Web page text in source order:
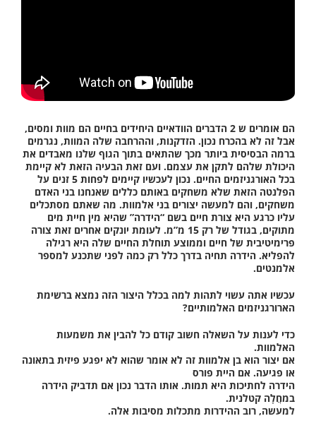
הם אומרים ש 2 הדברים הוודאיים היחידים בחיים הם מוות ומסים,
אבל זה לא בהכרח נכון. הזדקנות, וההרחבה שלה המוות, נגרמים
ברמה הבסיסית ביותר מכך שהתאים בתוך הגוף שלנו מאבדים את
היכולת שלהם לתקן את עצמם. ועם זאת הבעיה הזאת לא קיימת
בכל האורגניזמים החיים. נכון לעכשיו קיימים לפחות 5 זנים על
הפלנטה הזאת שלא משחקים באותם כללים שאנחנו בני האדם
משחקים, והם למעשה יצורים בני אלמוות. מה שאתם מסתכלים
עליו כרגע היא צורת חיים בשם “הידרה” שהיא מין חיית מים
מתוקים, בגודל של רק 15 מ”מ. לעומת יונקים אחרים זאת צורה
פרימיטיבית של חיים וממוצע תוחלת החיים שלה היא רגילה
להפליא. הידרה תחיה בדרך כלל רק כמה לפני שתכנע למספר
אלמנטים.
עכשיו אתה עשוי לתהות למה בכלל היצור הזה נמצא ברשימת
הארורגניזמים האלמותיים?
כדי לענות על השאלה חשוב קודם כל להבין את משמעות
האלמוות.
אם יצור הוא בן אלמוות זה לא אומר שהוא לא יפגע פיזית בתאונה
או פגיעה. אם היית פורס
הידרה לחתיכות היא תמות. אותו הדבר נכון אם תדביק הידרה
במחֲלָה קטלנית.
למעשה, רוב ההידרות מתכלות מסיבות אלה.